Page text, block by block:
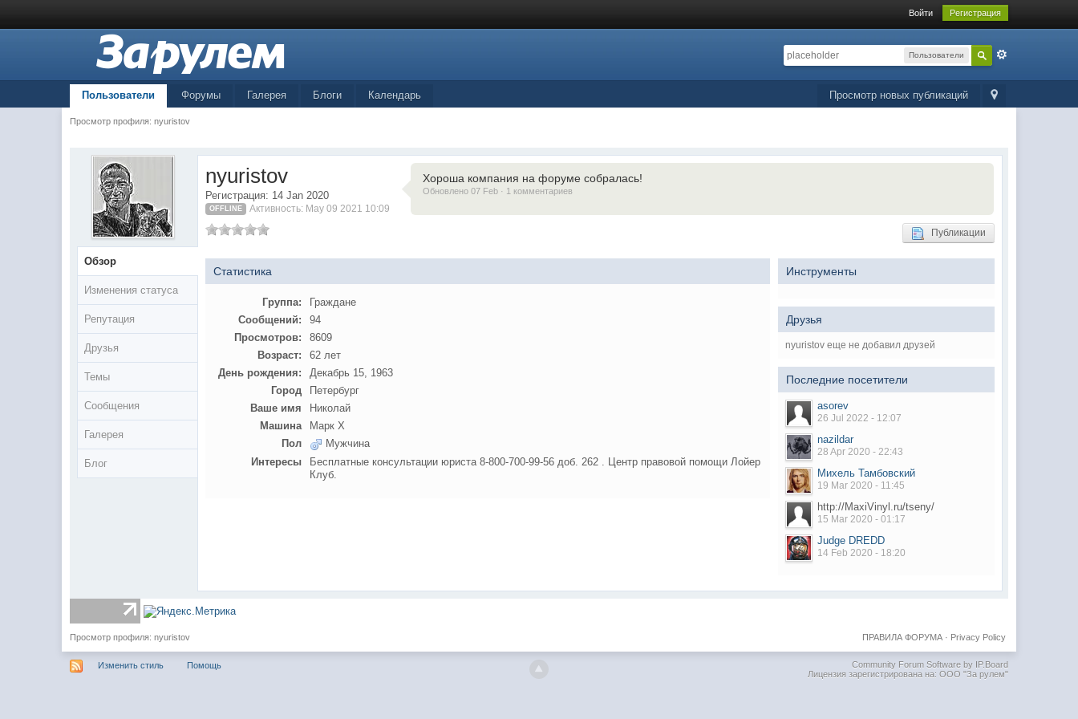
Войти Регистрация
Пользователи
Просмотр новых публикаций
Пользователи Форумы Галерея Блоги Календарь
Просмотр профиля: nyuristov
Обзор
Изменения статуса
Репутация
Друзья
Темы
Сообщения
Галерея
Блог
nyuristov
Регистрация: 14 Jan 2020
OFFLINE Активность: May 09 2021 10:09
Хороша компания на форуме собралась!
Обновлено 07 Feb · 1 комментариев
Публикации
Статистика
Группа:
Граждане
Сообщений:
94
Просмотров:
8609
Возраст:
62 лет
День рождения:
Декабрь 15, 1963
Город
Петербург
Ваше имя
Николай
Машина
Марк Х
Пол
Мужчина
Интересы
Бесплатные консультации юриста 8-800-700-99-56 доб. 262 . Центр правовой помощи Лойер
Клуб.
Инструменты
Друзья
nyuristov еще не добавил друзей
Последние посетители
asorev
26 Jul 2022 - 12:07
nazildar
28 Apr 2020 - 22:43
Михель Тамбовский
19 Mar 2020 - 11:45
http://MaxiVinyl.ru/tseny/
15 Mar 2020 - 01:17
Judge DREDD
14 Feb 2020 - 18:20
Просмотр профиля: nyuristov Privacy Policy
ПРАВИЛА ФОРУМА·
Изменить стиль Помощь
Community Forum Software by IP.Board
Лицензия зарегистрирована на: ООО "За рулем"